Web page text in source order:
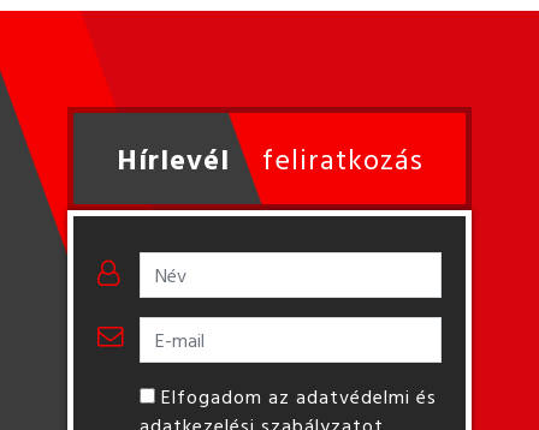
Hírlevél feliratkozás
Elfogadom az adatvédelmi és